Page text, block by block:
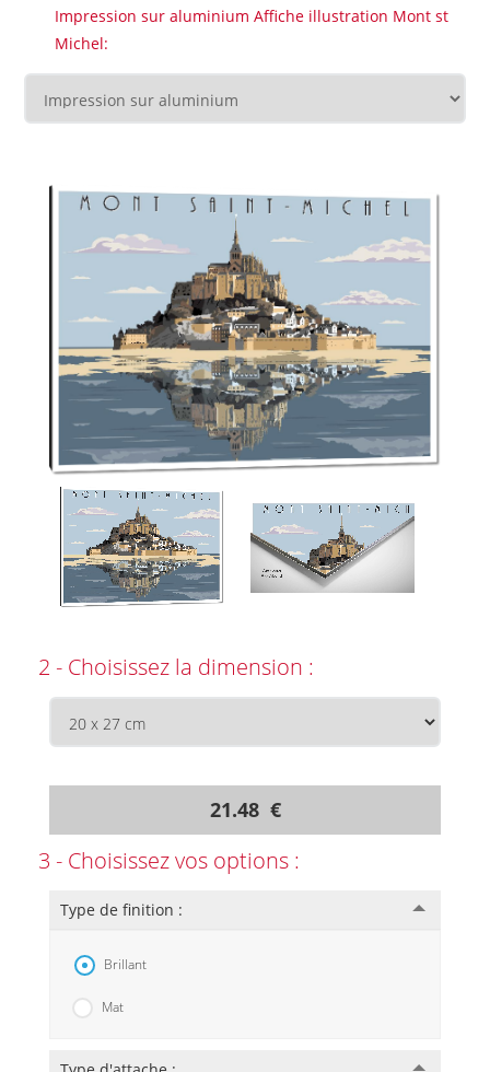
Impression sur aluminium Affiche illustration Mont st
Michel:
2 - Choisissez la dimension :
21.48 €
3 - Choisissez vos options :
Type de finition :
Brillant
Mat